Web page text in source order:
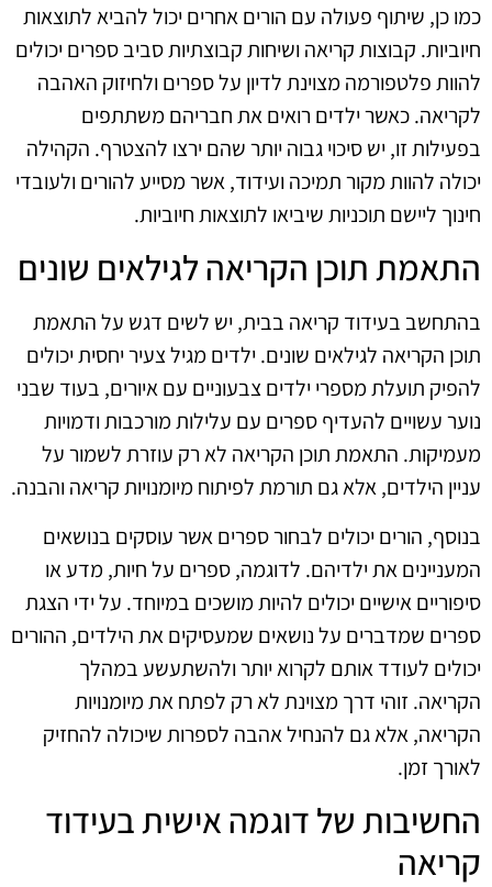
כמו כן, שיתוף פעולה עם הורים אחרים יכול להביא לתוצאות
חיוביות. קבוצות קריאה ושיחות קבוצתיות סביב ספרים יכולים
להוות פלטפורמה מצוינת לדיון על ספרים ולחיזוק האהבה
לקריאה. כאשר ילדים רואים את חבריהם משתתפים
בפעילות זו, יש סיכוי גבוה יותר שהם ירצו להצטרף. הקהילה
יכולה להוות מקור תמיכה ועידוד, אשר מסייע להורים ולעובדי
חינוך ליישם תוכניות שיביאו לתוצאות חיוביות.
התאמת תוכן הקריאה לגילאים שונים
בהתחשב בעידוד קריאה בבית, יש לשים דגש על התאמת
תוכן הקריאה לגילאים שונים. ילדים מגיל צעיר יחסית יכולים
להפיק תועלת מספרי ילדים צבעוניים עם איורים, בעוד שבני
נוער עשויים להעדיף ספרים עם עלילות מורכבות ודמויות
מעמיקות. התאמת תוכן הקריאה לא רק עוזרת לשמור על
עניין הילדים, אלא גם תורמת לפיתוח מיומנויות קריאה והבנה.
בנוסף, הורים יכולים לבחור ספרים אשר עוסקים בנושאים
המעניינים את ילדיהם. לדוגמה, ספרים על חיות, מדע או
סיפוריים אישיים יכולים להיות מושכים במיוחד. על ידי הצגת
ספרים שמדברים על נושאים שמעסיקים את הילדים, ההורים
יכולים לעודד אותם לקרוא יותר ולהשתעשע במהלך
הקריאה. זוהי דרך מצוינת לא רק לפתח את מיומנויות
הקריאה, אלא גם להנחיל אהבה לספרות שיכולה להחזיק
לאורך זמן.
החשיבות של דוגמה אישית בעידוד
קריאה